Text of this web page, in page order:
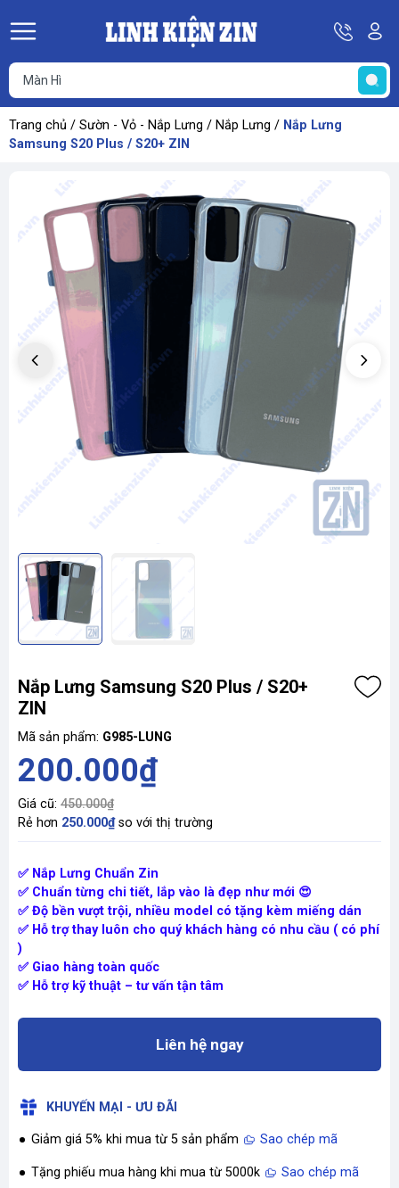
Hotline
08
69
67
68
Trang chủ / Sườn - Vỏ - Nắp Lưng / Nắp Lưng / Nắp Lưng
Samsung S20 Plus / S20+ ZIN
Nắp Lưng Samsung S20 Plus / S20+
ZIN
Mã sản phẩm: G985-LUNG
200.000₫
Giá cũ: 450.000₫
Rẻ hơn 250.000₫so với thị trường
✅ Nắp Lưng Chuẩn Zin
✅ Chuẩn từng chi tiết, lắp vào là đẹp như mới 😍
✅ Độ bền vượt trội, nhiều model có tặng kèm miếng dán
✅ Hỗ trợ thay luôn cho quý khách hàng có nhu cầu ( có phí
)
✅ Giao hàng toàn quốc
✅ Hỗ trợ kỹ thuật – tư vấn tận tâm
Liên hệ ngay
KHUYẾN MẠI - ƯU ĐÃI
Giảm giá 5% khi mua từ 5 sản phẩm Sao chép mã
Tặng phiếu mua hàng khi mua từ 5000k Sao chép mã